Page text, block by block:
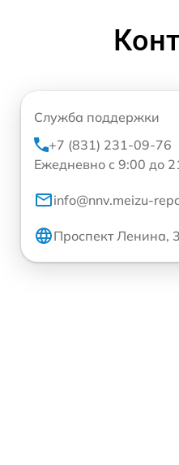
Служба поддержки
+7 (831) 231-09-76
Ежедневно с 9:00 до
info@nnv.meizu-
Проспект Ленина,